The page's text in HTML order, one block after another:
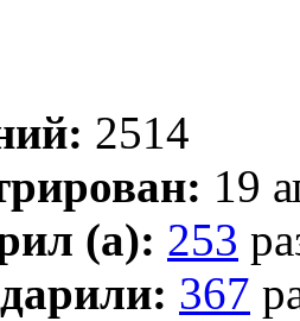
2514
19
(а): 253
367